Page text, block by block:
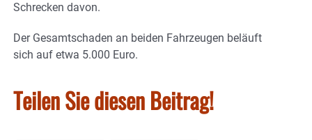
Schrecken davon.
Der Gesamtschaden an beiden Fahrzeugen beläuft
sich auf etwa 5.000 Euro.
Teilen Sie diesen Beitrag!